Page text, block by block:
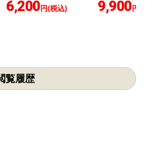
6,200円(税込) 9,900円(税
覧履歴